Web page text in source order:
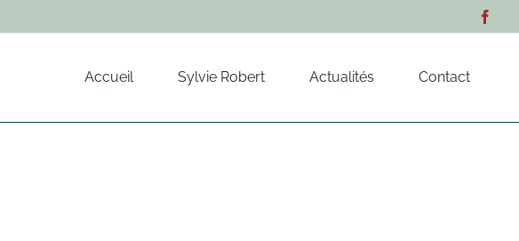
Accueil Sylvie Robert Actualités Contact